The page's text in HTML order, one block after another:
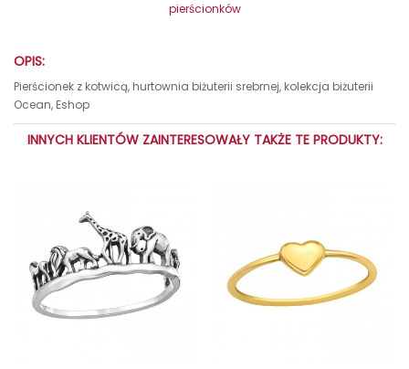
pierścionków
OPIS:
Pierścionek z kotwicą, hurtownia biżuterii srebrnej, kolekcja biżuterii
Ocean, Eshop
INNYCH KLIENTÓW ZAINTERESOWAŁY TAKŻE TE PRODUKTY: